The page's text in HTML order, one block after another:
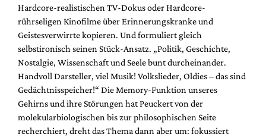
Hardcore-realistischen TV-Dokus oder Hardcore-
rührseligen Kinofilme über Erinnerungskranke und
Geistesverwirrte kopieren. Und formuliert gleich
selbstironisch seinen Stück-Ansatz. „Politik, Geschichte,
Nostalgie, Wissenschaft und Seele bunt durcheinander.
Handvoll Darsteller, viel Musik! Volkslieder, Oldies – das sind
Gedächtnisspeicher!“ Die Memory-Funktion unseres
Gehirns und ihre Störungen hat Peuckert von der
molekularbiologischen bis zur philosophischen Seite
recherchiert, dreht das Thema dann aber um: fokussiert